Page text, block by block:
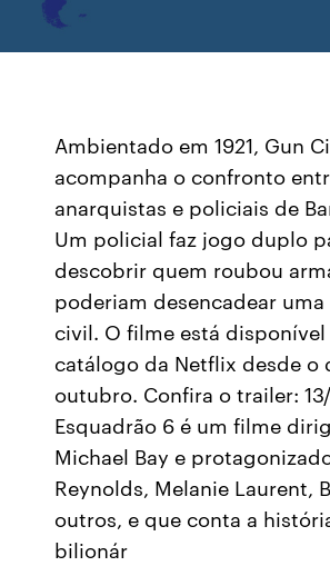
Ambientado em 1921, Gun
acompanha o confronto
anarquistas e policiais de
Um policial faz jogo duplo
descobrir quem roubou
poderiam desencadear
civil. O filme está
catálogo da Netflix desde o
outubro. Confira o trailer: 13/
Esquadrão 6 é um filme
Michael Bay e
Reynolds, Melanie Laurent,
outros, e que conta a
bilionár